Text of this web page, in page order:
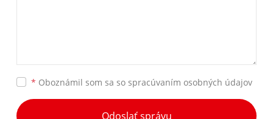
* Oboznámil som sa so spracúvaním osobných údajov
Odoslať správu